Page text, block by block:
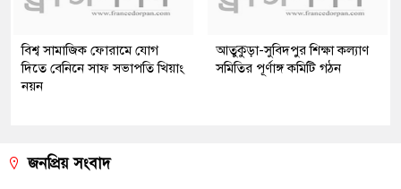
বিশ্ব সামাজিক ফোরামে যোগ
দিতে বেনিনে সাফ সভাপতি খিয়াং
নয়ন
আতুকুড়া-সুবিদপুর শিক্ষা কল্যাণ
সমিতির পূর্ণাঙ্গ কমিটি গঠন
জনপ্রিয় সংবাদ